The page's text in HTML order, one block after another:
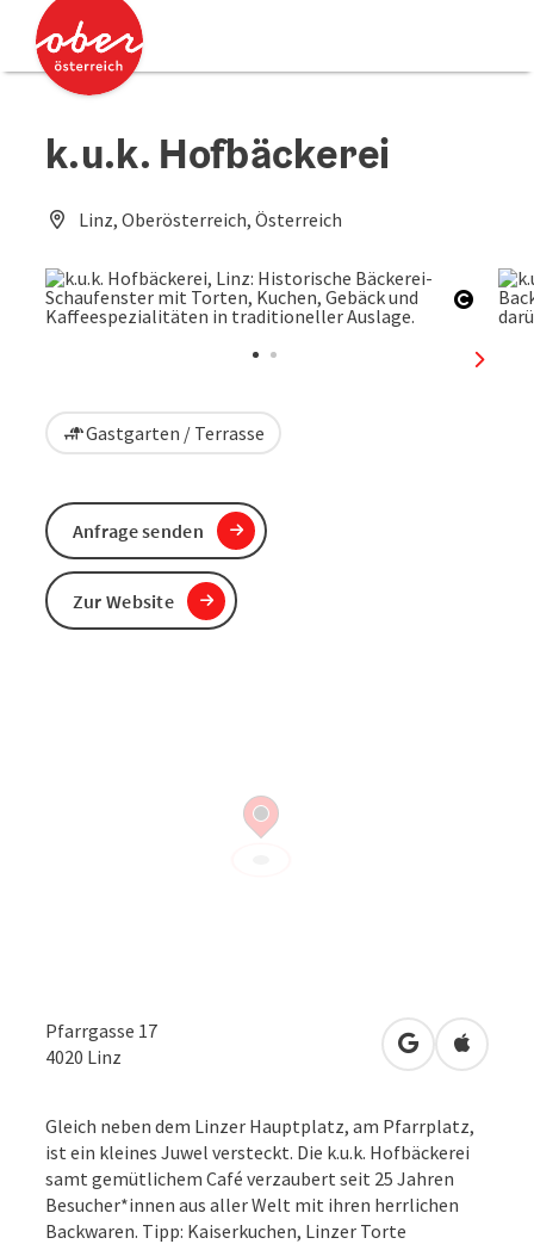
Zum Inhalt
Zum Seitenanfang
k.u.k. Hofbäckerei
Linz, Oberösterreich, Österreich
Gastgarten / Terrasse
Pfarrgasse 17
4020 Linz in Google
in
Gleich neben dem Linzer Hauptplatz, am Pfarrplatz,
ist ein kleines Juwel versteckt. Die k.u.k. Hofbäckerei
samt gemütlichem Café verzaubert seit 25 Jahren
Besucher*innen aus aller Welt mit ihren herrlichen
Backwaren. Tipp: Kaiserkuchen, Linzer Torte
Anfrage senden
Zur Website